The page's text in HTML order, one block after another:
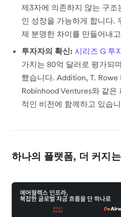
제3자에 의존하지 않는 구조
인 성장을 가능하게 합니다.
제 분명한 차이를 만들어내
투자자의 확신: 시리즈 G 투
가치는 80억 달러로 평가되
했습니다. Addition, T.
Robinhood Ventures와 같은
적인 비전에 함께하고 있습
하나의 플랫폼, 더 커지